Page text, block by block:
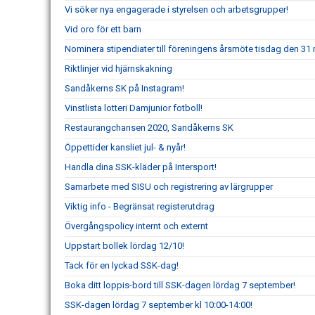
Vi söker nya engagerade i styrelsen och arbetsgrupper!
Vid oro för ett barn
Nominera stipendiater till föreningens årsmöte tisdag den 31
Riktlinjer vid hjärnskakning
Sandåkerns SK på Instagram!
Vinstlista lotteri Damjunior fotboll!
Restaurangchansen 2020, Sandåkerns SK
Öppettider kansliet jul- & nyår!
Handla dina SSK-kläder på Intersport!
Samarbete med SISU och registrering av lärgrupper
Viktig info - Begränsat registerutdrag
Övergångspolicy internt och externt
Uppstart bollek lördag 12/10!
Tack för en lyckad SSK-dag!
Boka ditt loppis-bord till SSK-dagen lördag 7 september!
SSK-dagen lördag 7 september kl 10:00-14:00!